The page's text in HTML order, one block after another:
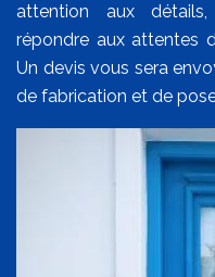
attention aux
répondre aux attentes
Un devis vous sera
de fabrication et de